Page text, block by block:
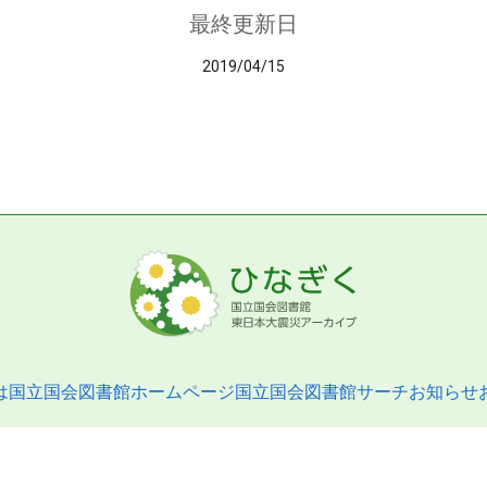
最終更新日
2019/04/15
国立国会図書館ホームページ国立国会図書館サーチお知らせ